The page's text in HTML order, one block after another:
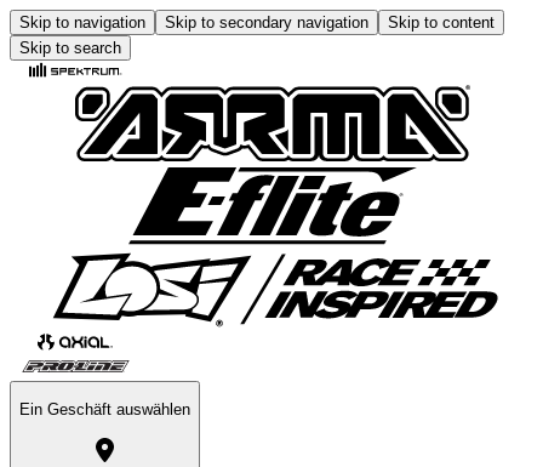
Skip to navigation Skip to secondary navigation
Skip to content
Skip to search
Ein Geschäft auswählen